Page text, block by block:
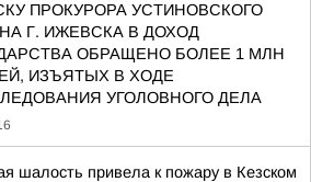
ПРОКУРОРА УСТИНОВСКОГО
Г. ИЖЕВСКА В ДОХОД
ОБРАЩЕНО БОЛЕЕ 1 МЛН
ИЗЪЯТЫХ В ХОДЕ
УГОЛОВНОГО ДЕЛА
шалость привела к пожару в Кезском